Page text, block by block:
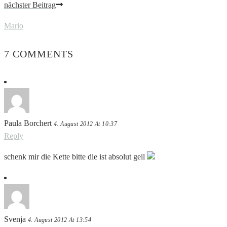
nächster Beitrag
Mario
7 COMMENTS
Paula Borchert 4. August 2012 At 10:37
Reply
schenk mir die Kette bitte die ist absolut geil
Svenja 4. August 2012 At 13:54